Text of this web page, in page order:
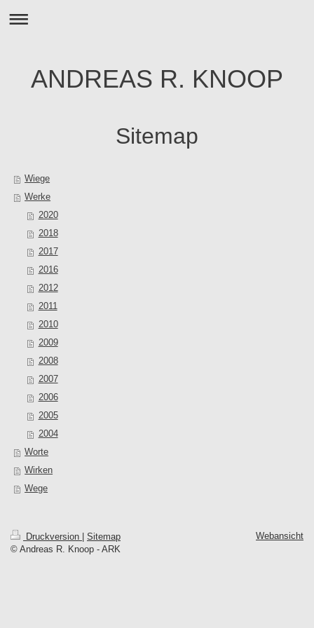
ANDREAS R. KNOOP
Sitemap
Wiege
Werke
2020
2018
2017
2016
2012
2011
2010
2009
2008
2007
2006
2005
2004
Worte
Wirken
Wege
Druckversion
Sitemap
© Andreas R. Knoop - ARK
Webansicht